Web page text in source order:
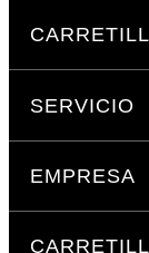
Saltar
a
navegación
SERVICIO
EMPRESA